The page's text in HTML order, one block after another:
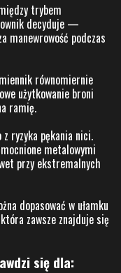
trybem
decyduje —
manewrowość podczas
równomiernie
użytkowanie broni
ramię.
z ryzyka pękania nici.
metalowymi
przy ekstremalnych
dopasować w ułamku
zawsze znajduje się
się dla: